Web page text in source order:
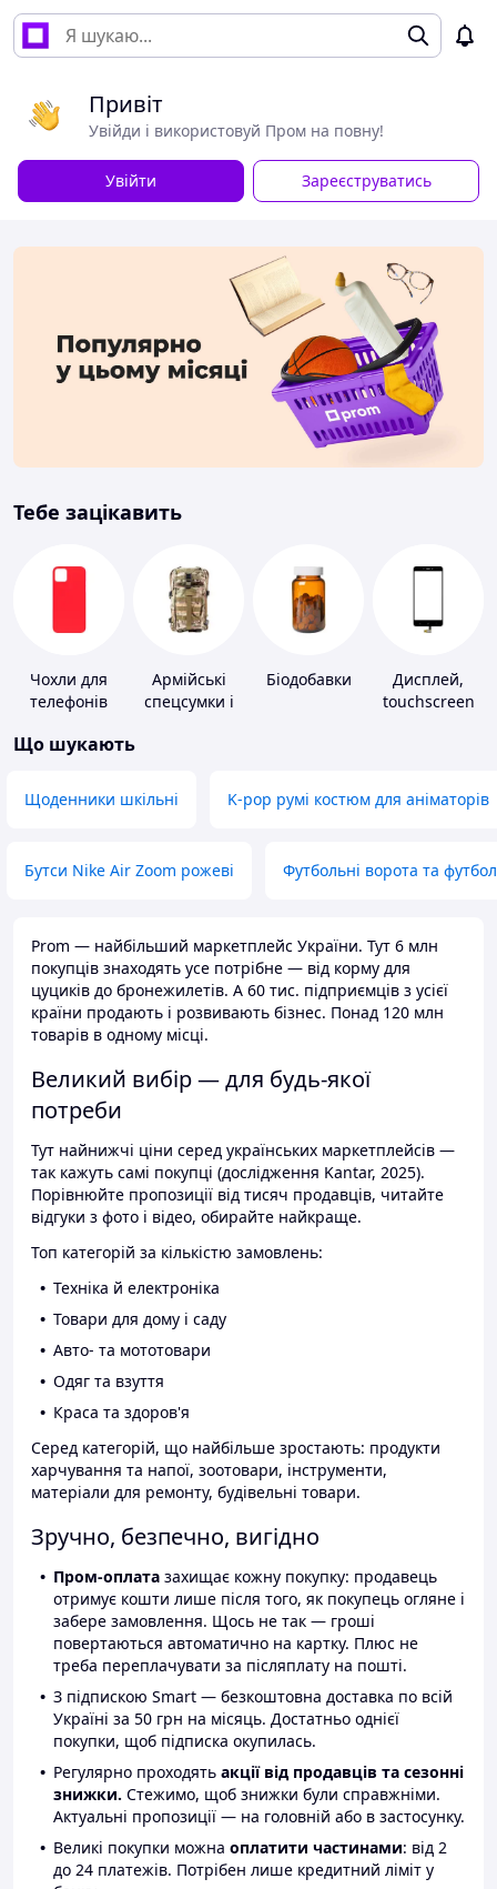
Привіт
Увійди і використовуй Пром на повну!
Увійти Зареєструватись
Тебе зацікавить
Чохли для
телефонів
Армійські
спецсумки і
Біодобавки
Дисплей,
touchscreen
Що шукають
Щоденники шкільні K-pop румі костюм для аніматорів
Бутси Nike Air Zoom рожеві Футбольні ворота та
Prom — найбільший маркетплейс України. Тут 6 млн
покупців знаходять усе потрібне — від корму для
цуциків до бронежилетів. А 60 тис. підприємців з усієї
країни продають і розвивають бізнес. Понад 120 млн
товарів в одному місці.
Великий вибір — для будь-якої
потреби
Тут найнижчі ціни серед українських маркетплейсів —
так кажуть самі покупці (дослідження Kantar, 2025).
Порівнюйте пропозиції від тисяч продавців, читайте
відгуки з фото і відео, обирайте найкраще.
Топ категорій за кількістю замовлень:
Техніка й електроніка
Товари для дому і саду
Авто- та мототовари
Одяг та взуття
Краса та здоров'я
Серед категорій, що найбільше зростають: продукти
харчування та напої, зоотовари, інструменти,
матеріали для ремонту, будівельні товари.
Зручно, безпечно, вигідно
Пром-оплата захищає кожну покупку: продавець
отримує кошти лише після того, як покупець огляне і
забере замовлення. Щось не так — гроші
повертаються автоматично на картку. Плюс не
треба переплачувати за післяплату на пошті.
З підпискою Smart — безкоштовна доставка по всій
Україні за 50 грн на місяць. Достатньо однієї
покупки, щоб підписка окупилась.
Регулярно проходять акції від продавців та сезонні
знижки. Стежимо, щоб знижки були справжніми.
Актуальні пропозиції — на головній або в застосунку.
Великі покупки можна оплатити частинами: від 2
до 24 платежів. Потрібен лише кредитний ліміт у